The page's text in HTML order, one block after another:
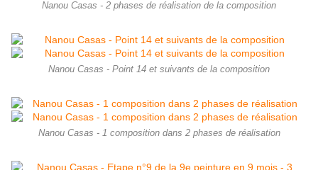
Nanou Casas - 2 phases de réalisation de la composition
Nanou Casas - Point 14 et suivants de la composition
Nanou Casas - 1 composition dans 2 phases de réalisation